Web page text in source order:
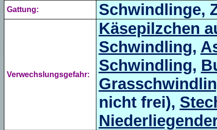
Gattung: Schwindlinge,
Verwechslungsgefahr:
Käsepilzchen
Schwindling,
Schwindling,
nicht frei),